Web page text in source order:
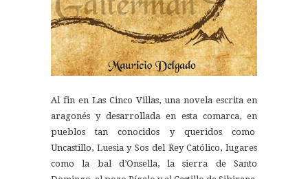
Al fin en Las Cinco Villas, una novela escrita en
aragonés y desarrollada en esta comarca, en
pueblos tan conocidos y queridos como
Uncastillo, Luesia y Sos del Rey Católico, lugares
como la bal d’Onsella, la sierra de Santo